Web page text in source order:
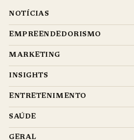
NOTÍCIAS
EMPREENDEDORISMO
MARKETING
INSIGHTS
ENTRETENIMENTO
SAÚDE
GERAL